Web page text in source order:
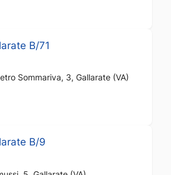
B/71
Sommariva, 3, Gallarate (VA)
B/9